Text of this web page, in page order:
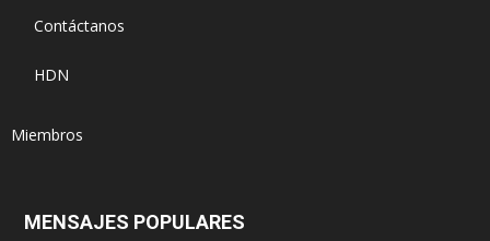
Contáctanos
HDN
Miembros
MENSAJES POPULARES